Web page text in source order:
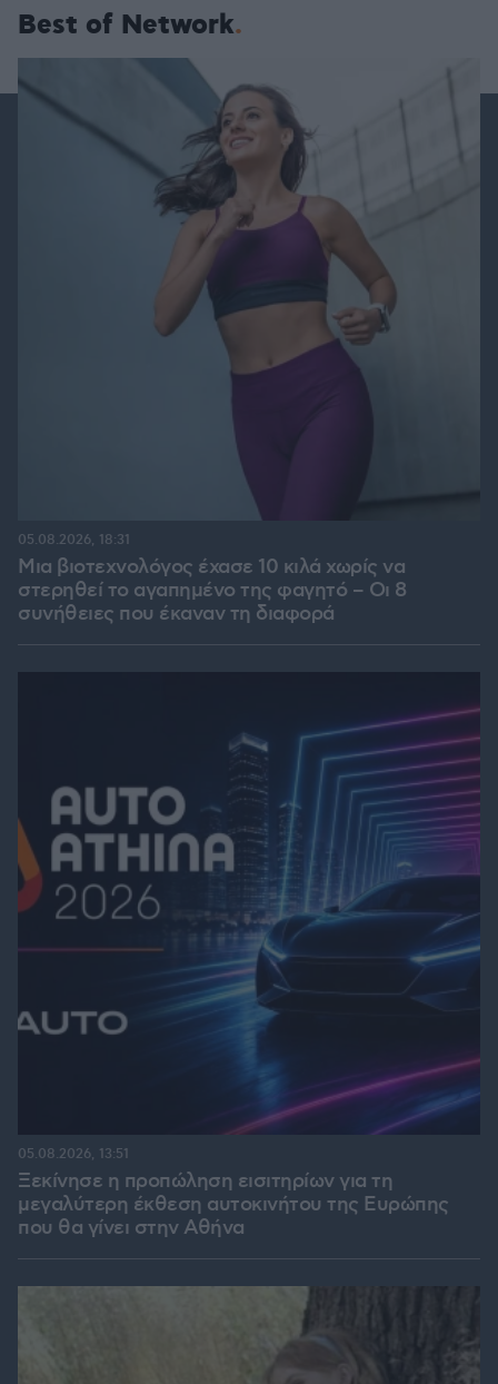
Best of Network
Μια βιοτεχνολόγος έχασε 10 κιλά χωρίς να
στερηθεί το αγαπημένο της φαγητό – Οι 8
συνήθειες που έκαναν τη διαφορά
05.08.2026, 18:31
Ξεκίνησε η προπώληση εισιτηρίων για τη
μεγαλύτερη έκθεση αυτοκινήτου της Ευρώπης
που θα γίνει στην Αθήνα
05.08.2026, 13:51